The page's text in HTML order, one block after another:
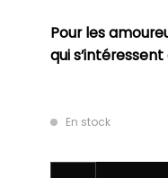
Pour les
qui
En stock